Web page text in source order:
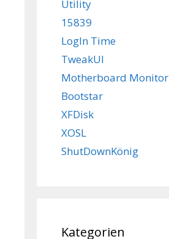
Utility
15839
LogIn Time
TweakUI
Motherboard Monitor
Bootstar
XFDisk
XOSL
ShutDownKönig
Kategorien